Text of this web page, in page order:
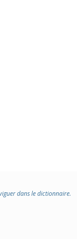
dans le dictionnaire.